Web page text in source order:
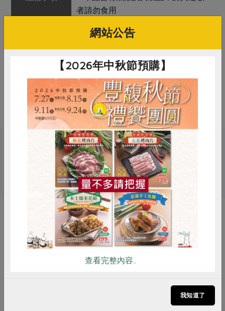
者請勿食用
產管線有處理甲殼類、花生、芝麻、
奶類、堅果類、含麩質之穀物、亞硫
鹽類及其製品
備註/
其他標示
非供即食, 應充分加熱
關鍵字
# 火鍋湯底 # 漢典 # 火鍋
你可能有興趣的產品
RPET 食譜 減硝酸鹽
雞蛋 食安 共同購買
網站公告
【2026年中秋節預購】
查看完整內容..
我知道了